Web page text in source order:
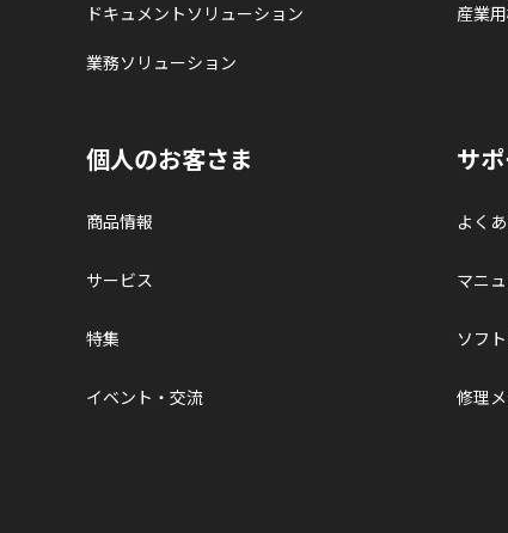
ドキュメントソリューション
業務ソリューション
産業
個人のお客さま
商品情報
サービス
特集
イベント・交流
サ
よく
マニ
ソフ
修理